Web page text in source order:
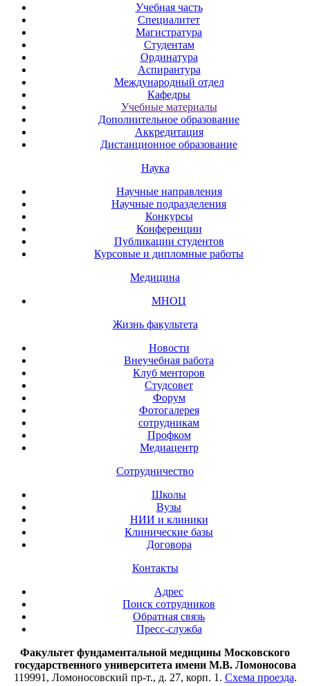
Учебная часть
Специалитет
Магистратура
Студентам
Ординатура
Аспирантура
Международный отдел
Кафедры
Учебные материалы
Дополнительное образование
Аккредитация
Дистанционное образование
Наука
Научные направления
Научные подразделения
Конкурсы
Конференции
Публикации студентов
Курсовые и дипломные работы
Медицина
МНОЦ
Жизнь факультета
Новости
Внеучебная работа
Клуб менторов
Студсовет
Форум
Фотогалерея
сотрудникам
Профком
Медиацентр
Сотрудничество
Школы
Вузы
НИИ и клиники
Клинические базы
Договора
Контакты
Адрес
Поиск сотрудников
Обратная связь
Пресс-служба
Факультет фундаментальной медицины Московского
государственного университета имени М.В. Ломоносова
119991, Ломоносовский пр-т., д. 27, корп. 1. Схема проезда.